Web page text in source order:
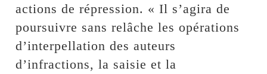
actions de répression. « Il s’agira de
poursuivre sans relâche les opérations
d’interpellation des auteurs
d’infractions, la saisie et la